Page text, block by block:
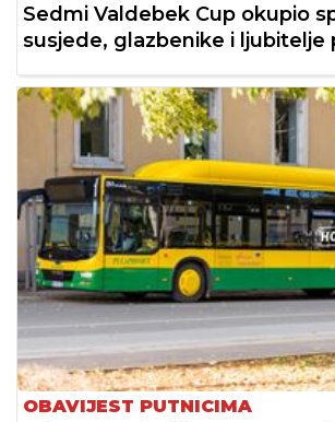
Sedmi Valdebek Cup okupio
susjede, glazbenike i ljubitelje
OBAVIJEST PUTNICIMA